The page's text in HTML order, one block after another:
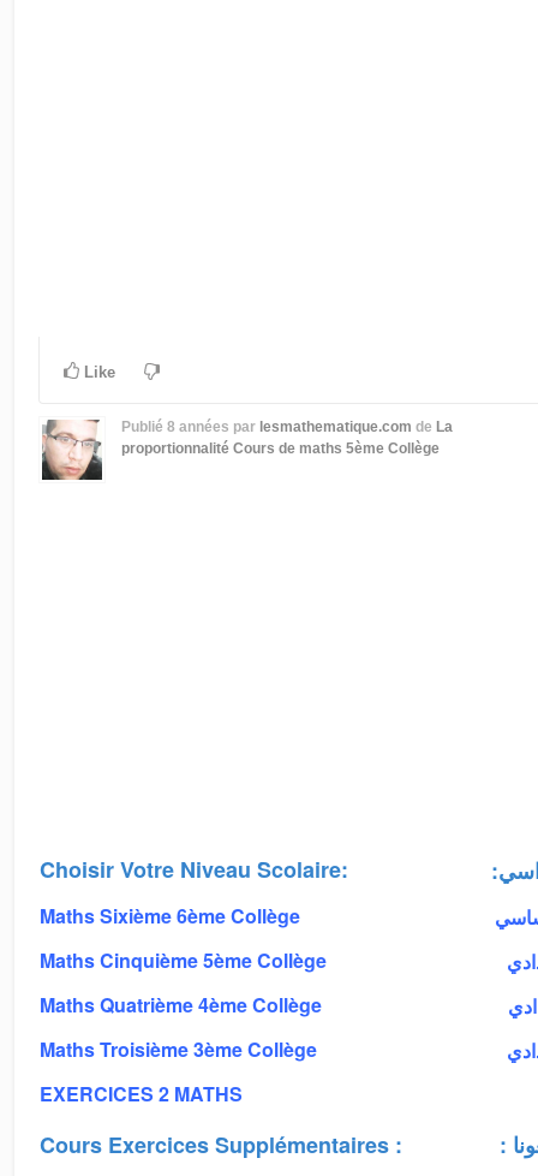
Like
Publié 8 années par lesmathematique.com de La
proportionnalité Cours de maths 5ème Collège
Choisir Votre Niveau Scolaire:
Maths Sixième 6ème Collège
Maths Cinquième 5ème Collège
Maths Quatrième 4ème Collège
Maths Troisième 3ème Collège
EXERCICES 2 MATHS
Cours Exercices Supplémentaires :